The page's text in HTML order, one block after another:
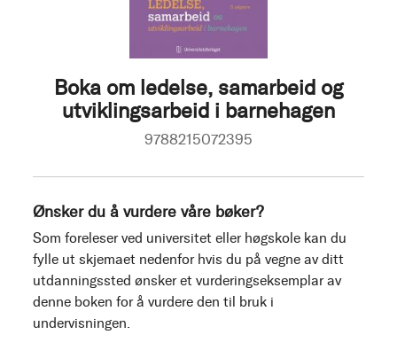
Boka om ledelse, samarbeid og
utviklingsarbeid i barnehagen
9788215072395
Ønsker du å vurdere våre bøker?
Som foreleser ved universitet eller høgskole kan du
fylle ut skjemaet nedenfor hvis du på vegne av ditt
utdanningssted ønsker et vurderingseksemplar av
denne boken for å vurdere den til bruk i
undervisningen.